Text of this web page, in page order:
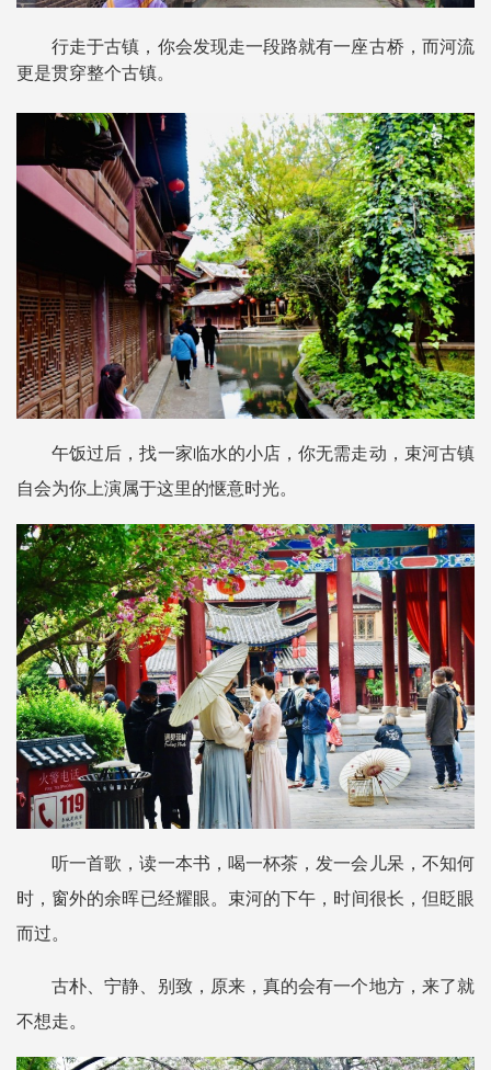
行走于古镇，你会发现走一段路就有一座古桥，而河流
更是贯穿整个古镇。
午饭过后，找一家临水的小店，你无需走动，束河古镇
自会为你上演属于这里的惬意时光。
听一首歌，读一本书，喝一杯茶，发一会儿呆，不知何
时，窗外的余晖已经耀眼。束河的下午，时间很长，但眨眼
而过。
古朴、宁静、别致，原来，真的会有一个地方，来了就
不想走。